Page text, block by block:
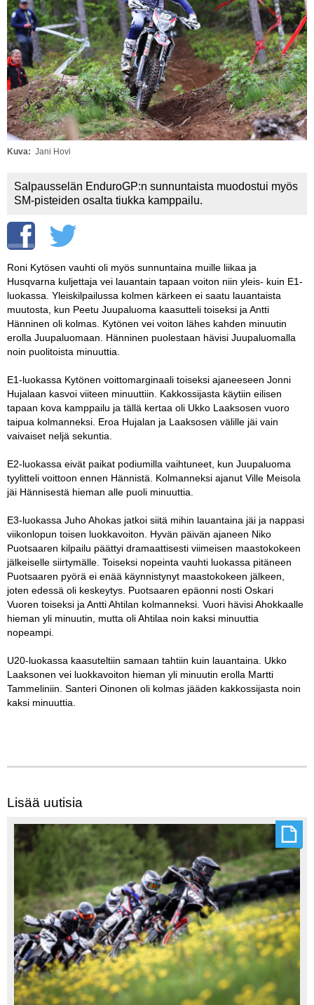
Vaihda salasana
MUUT LAJIT
YLEISTÄ ALALTA
LUE DIGILEHDET
ASIAKASPALVELU JA
OHJEET
YHTEYSTIEDOT
Kuva Jani Hovi
Salpausselän EnduroGP:n sunnuntaista muodostui myös
SM-pisteiden osalta tiukka kamppailu.
Roni Kytösen vauhti oli myös sunnuntaina muille liikaa ja
Husqvarna kuljettaja vei lauantain tapaan voiton niin yleis- kuin E1-
luokassa. Yleiskilpailussa kolmen kärkeen ei saatu lauantaista
muutosta, kun Peetu Juupaluoma kaasutteli toiseksi ja Antti
Hänninen oli kolmas. Kytönen vei voiton lähes kahden minuutin
erolla Juupaluomaan. Hänninen puolestaan hävisi Juupaluomalla
noin puolitoista minuuttia.
E1-luokassa Kytönen voittomarginaali toiseksi ajaneeseen Jonni
Hujalaan kasvoi viiteen minuuttiin. Kakkossijasta käytiin eilisen
tapaan kova kamppailu ja tällä kertaa oli Ukko Laaksosen vuoro
taipua kolmanneksi. Eroa Hujalan ja Laaksosen välille jäi vain
vaivaiset neljä sekuntia.
E2-luokassa eivät paikat podiumilla vaihtuneet, kun Juupaluoma
tyylitteli voittoon ennen Hännistä. Kolmanneksi ajanut Ville Meisola
jäi Hännisestä hieman alle puoli minuuttia.
E3-luokassa Juho Ahokas jatkoi siitä mihin lauantaina jäi ja nappasi
viikonlopun toisen luokkavoiton. Hyvän päivän ajaneen Niko
Puotsaaren kilpailu päättyi dramaattisesti viimeisen maastokokeen
jälkeiselle siirtymälle. Toiseksi nopeinta vauhti luokassa pitäneen
Puotsaaren pyörä ei enää käynnistynyt maastokokeen jälkeen,
joten edessä oli keskeytys. Puotsaaren epäonni nosti Oskari
Vuoren toiseksi ja Antti Ahtilan kolmanneksi. Vuori hävisi Ahokkaalle
hieman yli minuutin, mutta oli Ahtilaa noin kaksi minuuttia
nopeampi.
U20-luokassa kaasuteltiin samaan tahtiin kuin lauantaina. Ukko
Laaksonen vei luokkavoiton hieman yli minuutin erolla Martti
Tammeliniin. Santeri Oinonen oli kolmas jääden kakkossijasta noin
kaksi minuuttia.
Lisää uutisia